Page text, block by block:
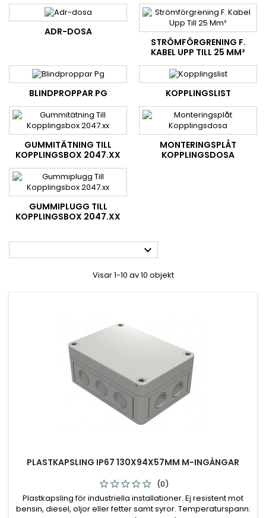
ADR-DOSA
STRÖMFÖRGRENING F.
KABEL UPP TILL 25 MM²
BLINDPROPPAR PG KOPPLINGSLIST
GUMMITÄTNING TILL
KOPPLINGSBOX 2047.XX
MONTERINGSPLÅT
KOPPLINGSDOSA
GUMMIPLUGG TILL
KOPPLINGSBOX 2047.XX

Visar 1-10 av 10 objekt
PLASTKAPSLING IP67 130X94X57MM M-INGÅNGAR
(0)
Plastkapsling för industriella installationer. Ej resistent mot
bensin, diesel, oljor eller fetter samt syror. Temperaturspann: